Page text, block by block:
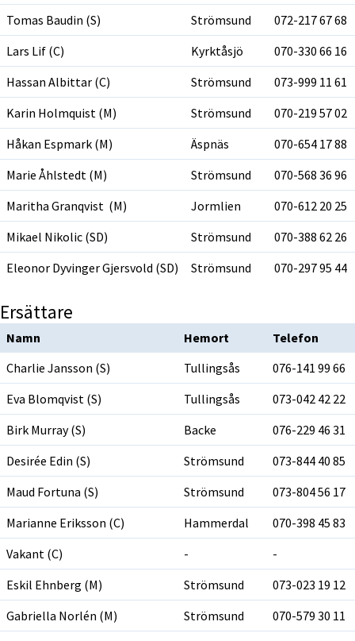
Tomas Baudin (S)
Strömsund
072-217 67 68
Lars Lif (C)
Kyrktåsjö
070-330 66 16
Hassan Albittar (C)
Strömsund
073-999 11 61
Karin Holmquist (M)
Strömsund
070-219 57 02
Håkan Espmark (M)
Äspnäs
070-654 17 88
Marie Åhlstedt (M)
Strömsund
070-568 36 96
Maritha Granqvist (M)
Jormlien
070-612 20 25
Mikael Nikolic (SD)
Strömsund
070-388 62 26
Eleonor Dyvinger Gjersvold (SD)
Strömsund 070-297 95 44
Ersättare
Namn Hemort
Telefon
Charlie Jansson (S)
Tullingsås
076-141 99 66
Eva Blomqvist (S)
Tullingsås
073-042 42 22
Birk Murray (S)
Backe
076-229 46 31
Desirée Edin (S)
Strömsund
073-844 40 85
Maud Fortuna (S)
Strömsund
073-804 56 17
Marianne Eriksson (C)
Hammerdal
070-398 45 83
Vakant (C)
-
-
Eskil Ehnberg (M)
Strömsund
073-023 19 12
Gabriella Norlén (M)
Strömsund
070-579 30 11